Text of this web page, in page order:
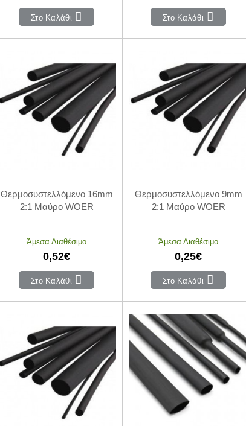
Στο Καλάθι Στο Καλάθι
Θερμοσυστελλόμενο 16mm
2:1 Μαύρο WOER
Άμεσα Διαθέσιμο
0,52€
Στο Καλάθι
Θερμοσυστελλόμενο 9mm
2:1 Μαύρο WOER
Άμεσα Διαθέσιμο
0,25€
Στο Καλάθι